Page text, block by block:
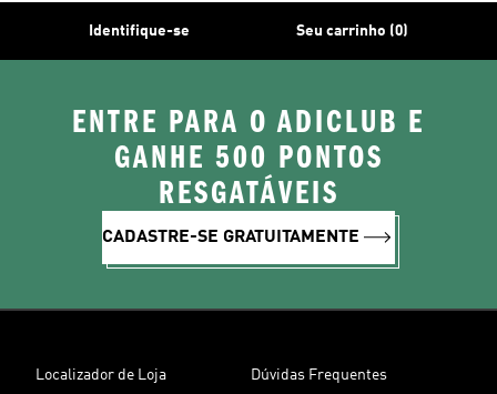
Identifique-se Seu carrinho (0)
ENTRE PARA O ADICLUB E
GANHE 500 PONTOS
RESGATÁVEIS
CADASTRE-SE GRATUITAMENTE
Localizador de Loja Dúvidas Frequentes